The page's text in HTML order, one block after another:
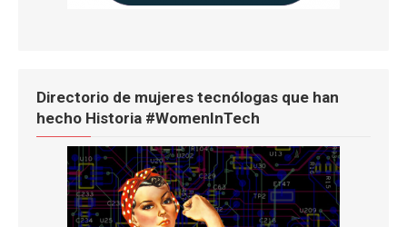
Directorio de mujeres tecnólogas que han
hecho Historia #WomenInTech